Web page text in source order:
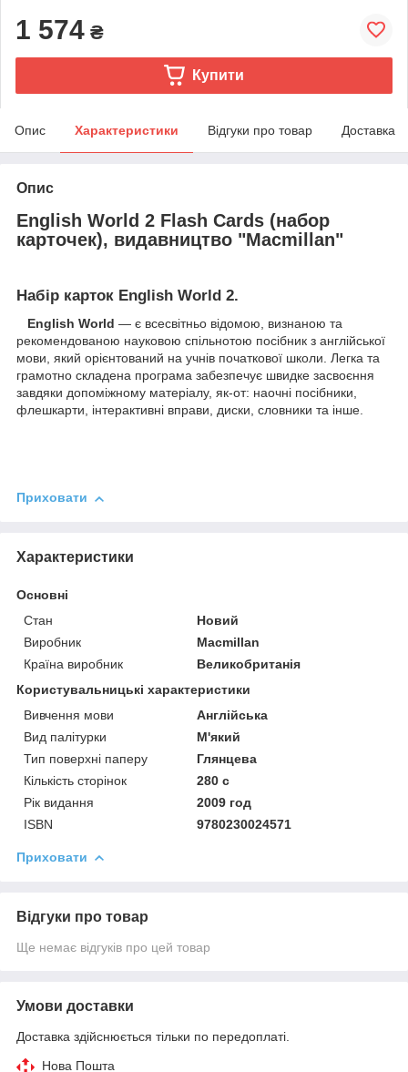
1 574 ₴
Купити
Опис Характеристики Відгуки про товар Доставка
Опис
English World 2 Flash Cards (набор
карточек), видавництво "Macmillan"
Набір карток English World 2.
English World — є всесвітньо відомою, визнаною та
рекомендованою науковою спільнотою посібник з англійської
мови, який орієнтований на учнів початкової школи. Легка та
грамотно складена програма забезпечує швидке засвоєння
завдяки допоміжному матеріалу, як-от: наочні посібники,
флешкарти, інтерактивні вправи, диски, словники та інше.
Приховати
Характеристики
Основні
Стан
Новий
Виробник
Macmillan
Країна виробник
Великобританія
Користувальницькі характеристики
Вивчення мови
Англійська
Вид палітурки
М'який
Тип поверхні паперу
Глянцева
Кількість сторінок
280 с
Рік видання
2009 год
ISBN
9780230024571
Приховати
Відгуки про товар
Ще немає відгуків про цей товар
Умови доставки
Доставка здійснюється тільки по передоплаті.
Нова Пошта